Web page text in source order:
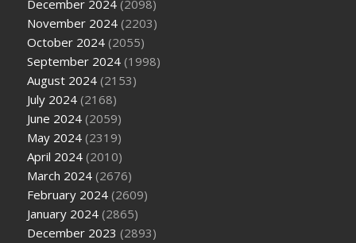
December 2024 (2098)
November 2024 (2203)
October 2024 (2055)
September 2024 (1998)
August 2024 (2153)
July 2024 (2168)
June 2024 (2059)
May 2024 (2319)
April 2024 (2010)
March 2024 (2676)
February 2024 (2609)
January 2024 (2865)
December 2023 (2893)